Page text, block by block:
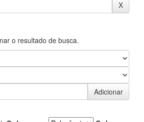
o resultado de busca.